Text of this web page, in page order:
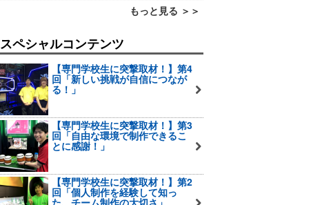
もっと見る ＞＞
スペシャルコンテンツ
【専門学校生に突撃取材！】第4
回「新しい挑戦が自信につなが
る！」
【専門学校生に突撃取材！】第3
回「自由な環境で制作できるこ
とに感謝！」
【専門学校生に突撃取材！】第2
回「個人制作を経験して知っ